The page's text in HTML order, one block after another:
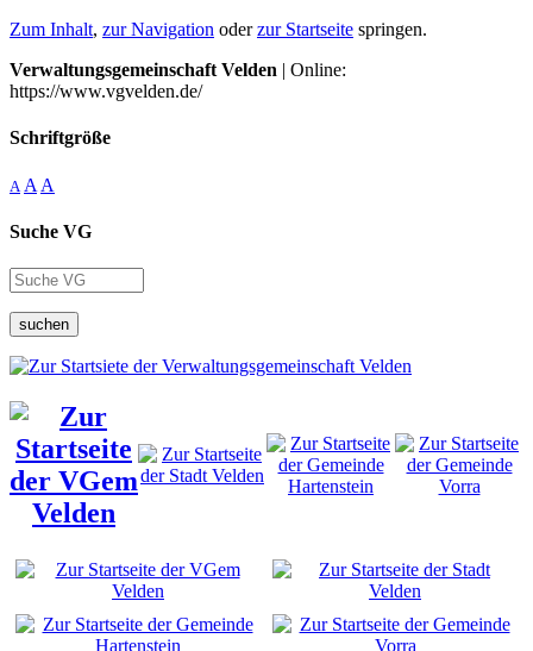
Zum Inhalt, zur Navigation oderzur Startseite springen.
Verwaltungsgemeinschaft Velden | Online:
https://www.vgvelden.de/
Schriftgröße
A A A
Suche VG
suchen